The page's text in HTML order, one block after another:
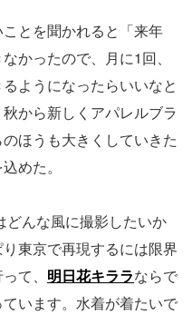
とを聞かれると「来年
かったので、月に1回、
ようになったらいいなと
から新しくアパレルブラ
ほうも大きくしていきた
めた。
どんな風に撮影したいか
東京で再現するには限界
て、 明日花キララならで
います。水着が着たいで